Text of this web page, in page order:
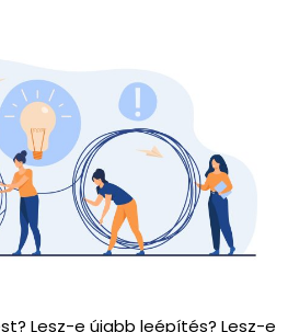
Lesz-e újabb leépítés? Lesz-e